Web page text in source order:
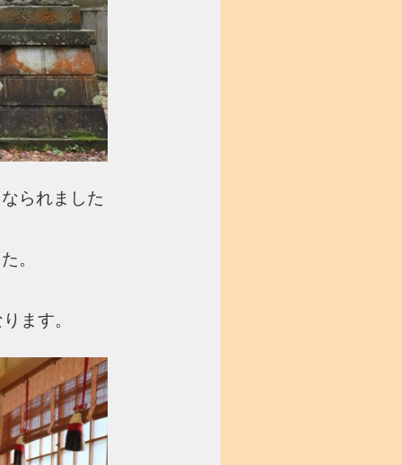
られました
。
ます。